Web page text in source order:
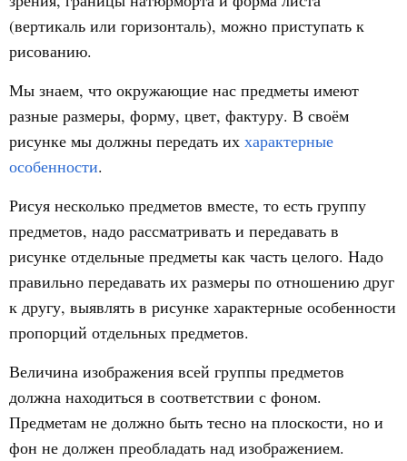
(вертикаль или горизонталь), можно приступать к
рисованию.
Мы знаем, что окружающие нас предметы имеют
разные размеры, форму, цвет, фактуру. В своём
рисунке мы должны передать их характерные
особенности.
Рисуя несколько предметов вместе, то есть группу
предметов, надо рассматривать и передавать в
рисунке отдельные предметы как часть целого. Надо
правильно передавать их размеры по отношению друг
к другу, выявлять в рисунке характерные особенности
пропорций отдельных предметов.
Величина изображения всей группы предметов
должна находиться в соответствии с фоном.
Предметам не должно быть тесно на плоскости, но и
фон не должен преобладать над изображением.